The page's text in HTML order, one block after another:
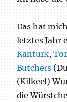
Das hat
letztes Jahr
Kanturk,
Butchers
(Kilkeel)
die